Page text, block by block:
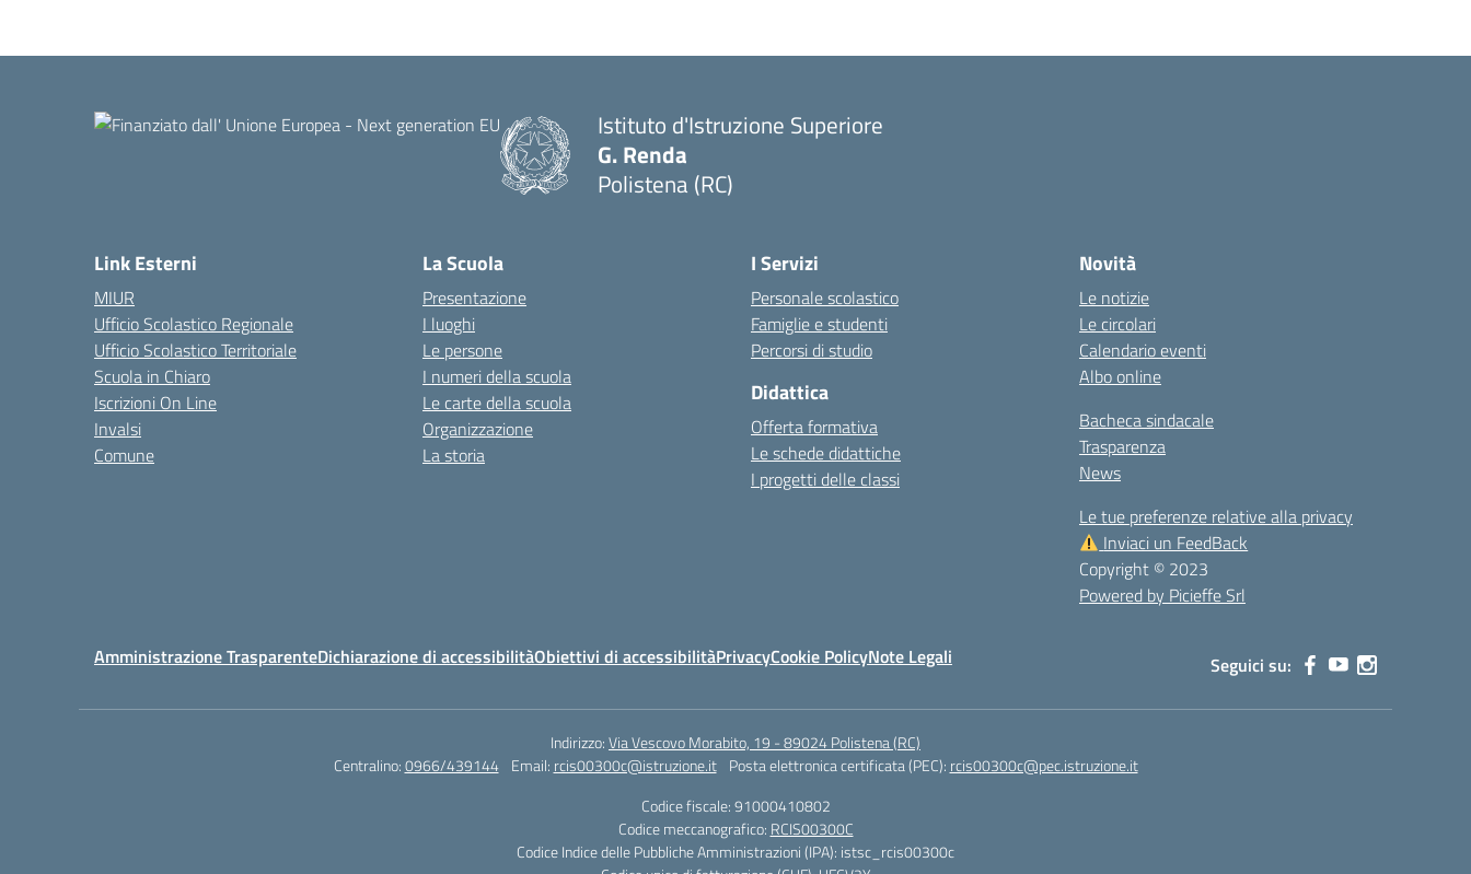
Istituto d'Istruzione Superiore
G. Renda
Polistena (RC)
Link Esterni
MIUR
Ufficio Scolastico Regionale
Ufficio Scolastico Territoriale
Scuola in Chiaro
Iscrizioni On Line
Invalsi
Comune
La Scuola
Presentazione
I luoghi
Le persone
I numeri della scuola
Le carte della scuola
Organizzazione
La storia
I Servizi
Personale scolastico
Famiglie e studenti
Percorsi di studio
Didattica
Offerta formativa
Le schede didattiche
I progetti delle classi
Novità
Le notizie
Le circolari
Calendario eventi
Albo online
Bacheca sindacale
Trasparenza
News
Le tue preferenze relative alla privacy
Inviaci un FeedBack
Copyright © 2023
Powered by Picieffe Srl
Amministrazione TrasparenteDichiarazione di accessibilitàObiettivi di accessibilitàPrivacyCookie PolicyNote Legali Seguici su:
Indirizzo:Via Vescovo Morabito, 19 - 89024 Polistena (RC)
Centralino:0966/439144 Email: rcis00300c@istruzione.it Posta elettronica certificata (PEC): rcis00300c@pec.istruzione.it
Codice fiscale: 91000410802
Codice meccanografico: RCIS00300C
Codice Indice delle Pubbliche Amministrazioni (IPA): istsc_rcis00300c